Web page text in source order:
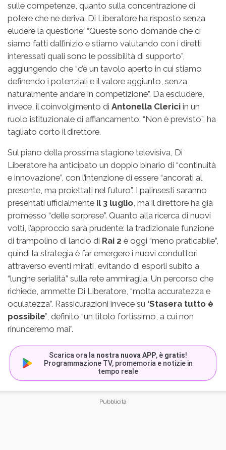
sulle competenze, quanto sulla concentrazione di
potere che ne deriva. Di Liberatore ha risposto senza
eludere la questione: “Queste sono domande che ci
siamo fatti dall’inizio e stiamo valutando con i diretti
interessati quali sono le possibilità di supporto”,
aggiungendo che “c’è un tavolo aperto in cui stiamo
definendo i potenziali e il valore aggiunto, senza
naturalmente andare in competizione”. Da escludere,
invece, il coinvolgimento di Antonella Clerici in un
ruolo istituzionale di affiancamento: “Non è previsto”, ha
tagliato corto il direttore.
Sul piano della prossima stagione televisiva, Di
Liberatore ha anticipato un doppio binario di “continuità
e innovazione”, con l’intenzione di essere “ancorati al
presente, ma proiettati nel futuro”. I palinsesti saranno
presentati ufficialmente il 3 luglio, ma il direttore ha già
promesso “delle sorprese”. Quanto alla ricerca di nuovi
volti, l’approccio sarà prudente: la tradizionale funzione
di trampolino di lancio di Rai 2 è oggi “meno praticabile”,
quindi la strategia è far emergere i nuovi conduttori
attraverso eventi mirati, evitando di esporli subito a
“lunghe serialità” sulla rete ammiraglia. Un percorso che
richiede, ammette Di Liberatore, “molta accuratezza e
oculatezza”. Rassicurazioni invece su ‘Stasera tutto è
possibile’, definito “un titolo fortissimo, a cui non
rinunceremo mai”.
Scarica ora la nostra nuova APP, è gratis!
Programmazione TV, promemoria e notizie in
tempo reale